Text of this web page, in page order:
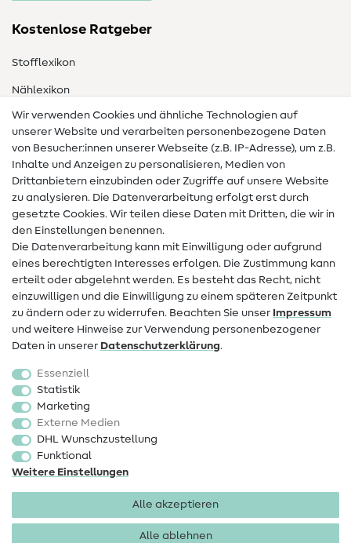
Kostenlose Ratgeber
Stofflexikon
Nählexikon
Nähanleitungen
Hilfe & Kontakt
Kontakt
Infos zum Betreiberwechsel
Widerrufsrecht
Beliebt
Stoffe
Sale
Schnittmuster
Wir verwenden Cookies und ähnliche Technologien auf
unserer Website und verarbeiten personenbezogene Daten
von Besucher:innen unserer Webseite (z.B. IP-Adresse), um z.B.
Inhalte und Anzeigen zu personalisieren, Medien von
Drittanbietern einzubinden oder Zugriffe auf unsere Website
zu analysieren. Die Datenverarbeitung erfolgt erst durch
gesetzte Cookies. Wir teilen diese Daten mit Dritten, die wir in
den Einstellungen benennen.
Die Datenverarbeitung kann mit Einwilligung oder aufgrund
eines berechtigten Interesses erfolgen. Die Zustimmung kann
erteilt oder abgelehnt werden. Es besteht das Recht, nicht
einzuwilligen und die Einwilligung zu einem späteren Zeitpunkt
zu ändern oder zu widerrufen. Beachten Sie unser Impressum
und weitere Hinweise zur Verwendung personenbezogener
Daten in unserer Daten­schutz­erklärung.
Essenziell
Statistik
Marketing
Externe Medien
DHL Wunschzustellung
Funktional
Weitere Einstellungen
Alle akzeptieren
Alle ablehnen
Impressum Datenschutz
AGB